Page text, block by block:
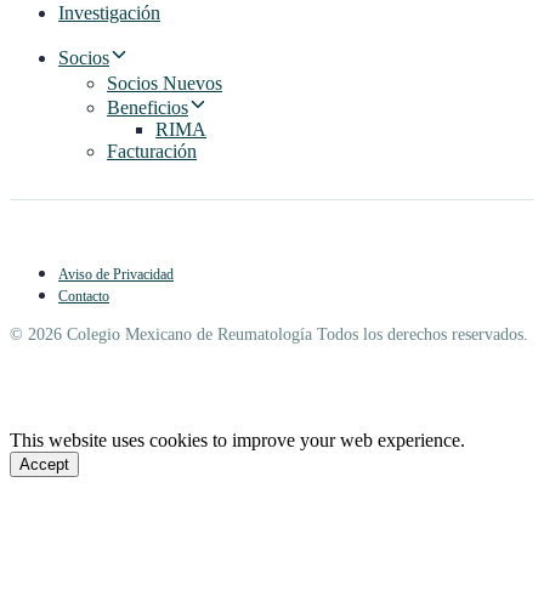
Investigación
Socios
Socios Nuevos
Beneficios
RIMA
Facturación
Aviso de Privacidad
Contacto
© 2026 Colegio Mexicano de Reumatología Todos los derechos reservados.
This website uses cookies to improve your web experience.
Accept